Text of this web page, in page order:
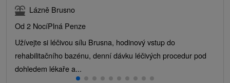
Lázně Brusno
Od 2 NocíPlná Penze
Užívejte si léčivou sílu Brusna, hodinový vstup do
rehabilitačního bazénu, denní dávku léčivých procedur pod
dohledem lékaře a...